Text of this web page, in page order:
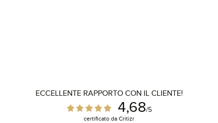
ECCELLENTE RAPPORTO CON IL CLIENTE!
4,68/5
certificato da Critizr